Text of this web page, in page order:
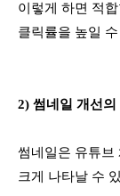
이렇게 하면 적
클릭률을 높일
2) 썸네일 개선의
썸네일은 유튜브
크게 나타날 수